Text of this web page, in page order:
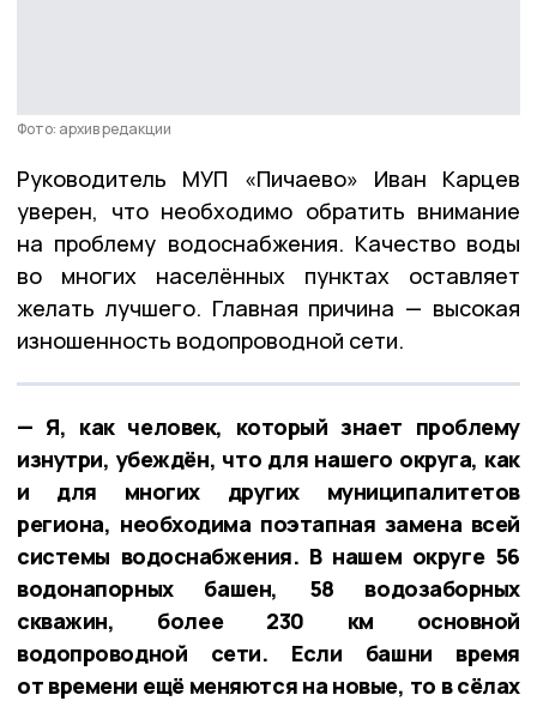
Фото: архив редакции
Руководитель МУП «Пичаево» Иван Карцев
уверен, что необходимо обратить внимание
на проблему водоснабжения. Качество воды
во многих населённых пунктах оставляет
желать лучшего. Главная причина — высокая
изношенность водопроводной сети.
— Я, как человек, который знает проблему
изнутри, убеждён, что для нашего округа, как
и для многих других муниципалитетов
региона, необходима поэтапная замена всей
системы водоснабжения. В нашем округе 56
водонапорных башен, 58 водозаборных
скважин, более 230 км основной
водопроводной сети. Если башни время
от времени ещё меняются на новые, то в сёлах